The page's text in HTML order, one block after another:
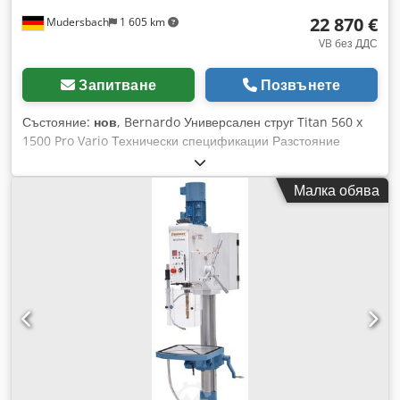
инструменти - LED работна лампа - Дигитален дисплей за
обороти - Първоначално зареждане с Shell Tellus 46 -
Mudersbach 1 605 km 22 870 €
VB без ДДС
Запитване Позвънете
Състояние: нов, Bernardo Универсален струг Titan 560 x
1500 Pro Vario Технически спецификации Разстояние
между центровете: 1500 mm Височина на центъра: 280
mm Макс. диаметър на въртящо се изделие над леглото:
560 mm Макс. диаметър над жлеба: 785 mm Макс.
диаметър над супорта: 350 mm Ширина на леглото: 350
mm Проходен отвор на шпиндела: 105 mm Конус на
шпиндела: DIN 55029, D1 – 8 Диапазон на оборотите: 25 –
220 / 220 – 1500 об/мин Режим на надлъжно подаване (42):
0,055 – 3,061 mm/обр. Режим на напречно подаване (42):
0,025 – 1,384 mm/обр. Метрични резби (41): 0,1 – 14 mm
Инчови резби (60): 2 – 112 TPI Диаметър на пинолата: 75
mm Ход на пинолата: 185 mm Конус на пинолата: MK 5
Мощност на мотора: 7,5 kW (10,0 к.с.) Размери на
машината: Дължина 2840 mm Ширина x Височина: 1150 x
Малка обява